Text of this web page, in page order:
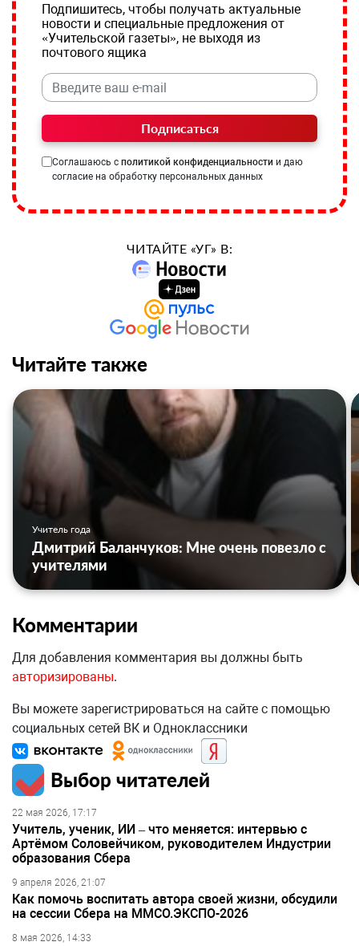
Подпишитесь, чтобы получать актуальные
новости и специальные предложения от
«Учительской газеты», не выходя из
почтового ящика
Подписаться
Соглашаюсь с политикой конфиденциальности и даю
согласие на обработку персональных данных
ЧИТАЙТЕ «УГ» В:
Читайте также
Учитель года
Дмитрий Баланчуков: Мне очень повезло с
учителями
Комментарии
Для добавления комментария вы должны быть
авторизированы.
Вы можете зарегистрироваться на сайте с помощью
социальных сетей ВК и Одноклассники
Выбор читателей
22 мая 2026, 17:17
Учитель, ученик, ИИ – что меняется: интервью с
Артёмом Соловейчиком, руководителем Индустрии
образования Сбера
9 апреля 2026, 21:07
Как помочь воспитать автора своей жизни, обсудили
на сессии Сбера на ММСО.ЭКСПО-2026
8 мая 2026, 14:33